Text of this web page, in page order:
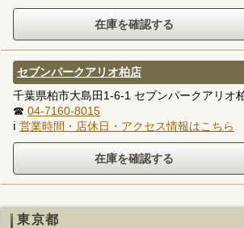
セブンパークアリオ柏店
千葉県柏市大島田1-6-1 セブンパークアリオ
☎ 04-7160-8015
ℹ 営業時間・店休日・アクセス情報はこちら
東京都